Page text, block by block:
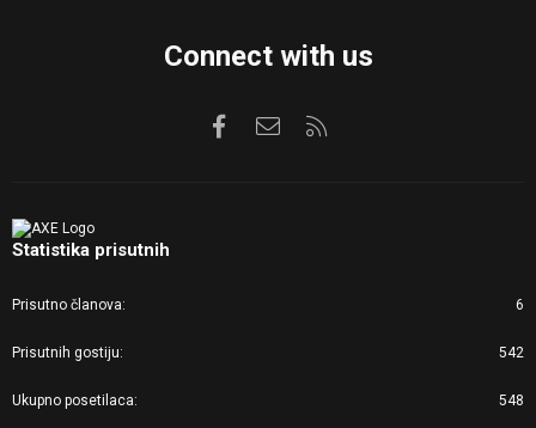
Connect with us
FacebookKontaktirajte nas
Statistika prisutnih
Prisutno članova 6
Prisutnih gostiju 542
Ukupno posetilaca 548